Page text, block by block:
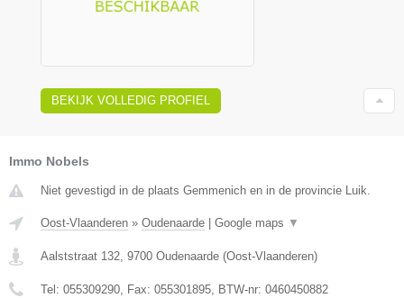
BEKIJK VOLLEDIG PROFIEL
Immo Nobels
Niet gevestigd in de plaats Gemmenich en in de provincie Luik.
Oost-Vlaanderen » Oudenaarde Google maps ▼
Aalststraat 132, 9700 Oudenaarde (Oost-Vlaanderen)
Tel: 055309290, Fax: 055301895, BTW-nr: 0460450882